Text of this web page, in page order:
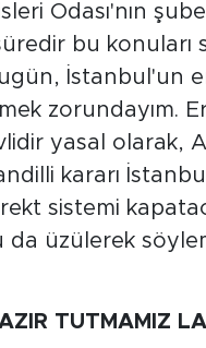
Odası'nın şube
bu
İstanbul'un
zorundayım.
yasal olarak,
kararı
sistemi
da üzülerek
TUTMAMIZ